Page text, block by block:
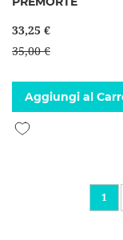
33,25 €
35,00 €
Aggiungi al
Aggiungi alla
Pagina
1